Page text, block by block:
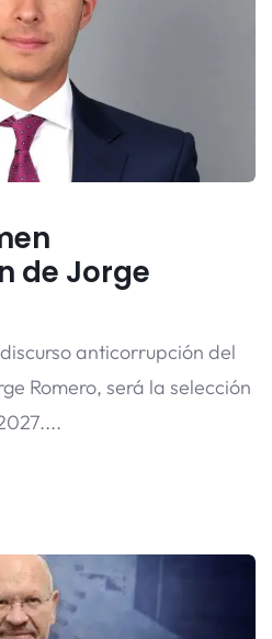
de Jorge
anticorrupción del
Romero, será la selección